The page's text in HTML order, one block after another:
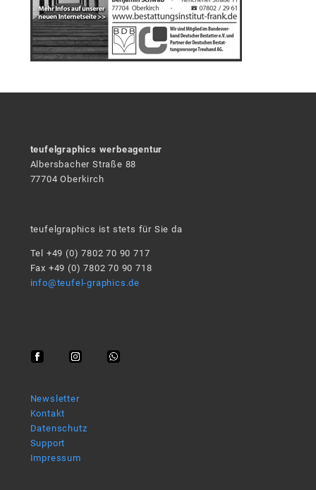
teufelgraphics werbeagentur
Albersbacher Straße 88
77704 Oberkirch
teufelgraphics ist stets für Sie da
Tel +49 (0) 7802 70 90 717
Fax +49 (0) 7802 70 90 718
info@teufel-graphics.de
Newsletter
Kontakt
Datenschutz
Support
Impressum